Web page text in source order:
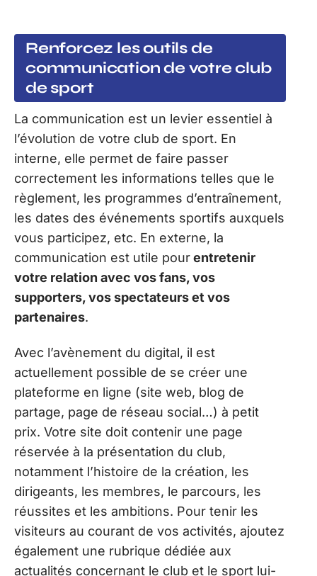
Renforcez les outils de
communication de votre club
de sport
La communication est un levier essentiel à
l’évolution de votre club de sport. En
interne, elle permet de faire passer
correctement les informations telles que le
règlement, les programmes d’entraînement,
les dates des événements sportifs auxquels
vous participez, etc. En externe, la
communication est utile pourentretenir
votre relation avec vos fans, vos
supporters, vos spectateurs et vos
partenaires.
Avec l’avènement du digital, il est
actuellement possible de se créer une
plateforme en ligne (site web, blog de
partage, page de réseau social…) à petit
prix. Votre site doit contenir une page
réservée à la présentation du club,
notamment l’histoire de la création, les
dirigeants, les membres, le parcours, les
réussites et les ambitions. Pour tenir les
visiteurs au courant de vos activités, ajoutez
également une rubrique dédiée aux
actualités concernant le club et le sport lui-